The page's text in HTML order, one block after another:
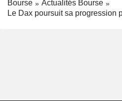
Bourse
Actualités Bourse
Le Dax poursuit sa progression